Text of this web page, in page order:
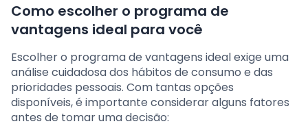
Como escolher o programa de
vantagens ideal para você
Escolher o programa de vantagens ideal exige uma
análise cuidadosa dos hábitos de consumo e das
prioridades pessoais. Com tantas opções
disponíveis, é importante considerar alguns fatores
antes de tomar uma decisão: